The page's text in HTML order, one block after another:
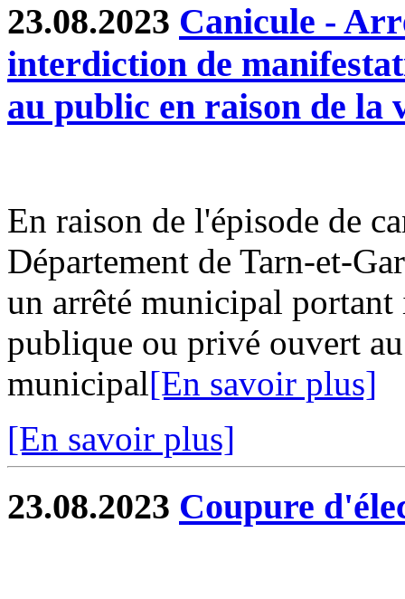
23.08.2023 Canicule -
interdiction de
au public en raison de la
En raison de l'épisode de
Département de Tarn-et-
un arrêté municipal
publique ou privé ouvert
municipal[En savoir plus]
[En savoir plus]
23.08.2023 Coupure